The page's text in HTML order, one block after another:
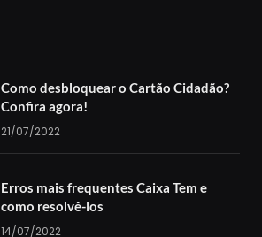
Como desbloquear o Cartão Cidadão?
Confira agora!
21/07/2022
Erros mais frequentes Caixa Tem e
como resolvê-los
14/07/2022